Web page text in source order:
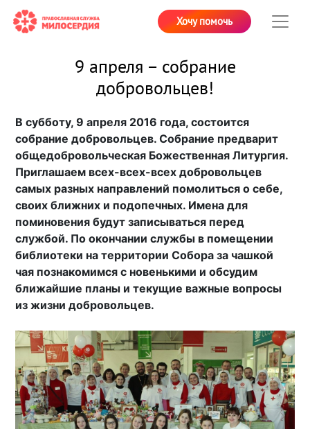
Хочу помочь
9 апреля – собрание
добровольцев!
В субботу, 9 апреля 2016 года, состоится
собрание добровольцев. Собрание предварит
общедобровольческая Божественная Литургия.
Приглашаем всех-всех-всех добровольцев
самых разных направлений помолиться о себе,
своих ближних и подопечных. Имена для
поминовения будут записываться перед
службой. По окончании службы в помещении
библиотеки на территории Собора за чашкой
чая познакомимся с новенькими и обсудим
ближайшие планы и текущие важные вопросы
из жизни добровольцев.